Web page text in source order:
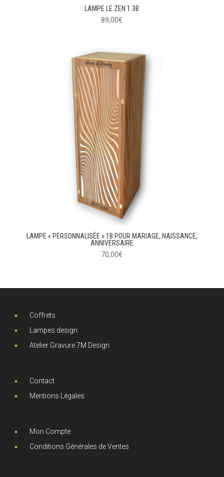
LAMPE LE ZEN 1 3B
89,00€
LAMPE « PERSONNALISÉE » 1B POUR MARIAGE, NAISSANCE,
ANNIVERSAIRE
70,00€
Coffrets
Lampes design
Atelier Gravure 7M Design
Contact
Mentions Légales
Mon Compte
Conditions Générales de Ventes